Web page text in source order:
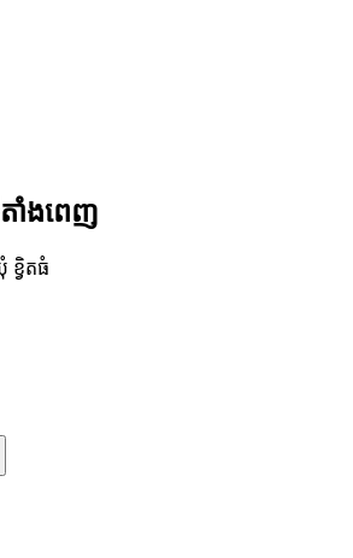
ាំងពេញ
ខ្វិតធំ